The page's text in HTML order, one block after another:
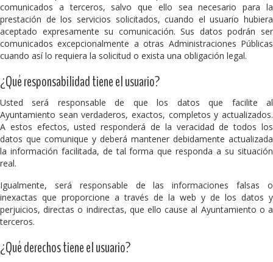
comunicados a terceros, salvo que ello sea necesario para la
prestación de los servicios solicitados, cuando el usuario hubiera
aceptado expresamente su comunicación. Sus datos podrán ser
comunicados excepcionalmente a otras Administraciones Públicas
cuando así lo requiera la solicitud o exista una obligación legal.
¿Qué responsabilidad tiene el usuario?
Usted será responsable de que los datos que facilite al
Ayuntamiento sean verdaderos, exactos, completos y actualizados.
A estos efectos, usted responderá de la veracidad de todos los
datos que comunique y deberá mantener debidamente actualizada
la información facilitada, de tal forma que responda a su situación
real.
Igualmente, será responsable de las informaciones falsas o
inexactas que proporcione a través de la web y de los datos y
perjuicios, directas o indirectas, que ello cause al Ayuntamiento o a
terceros.
¿Qué derechos tiene el usuario?